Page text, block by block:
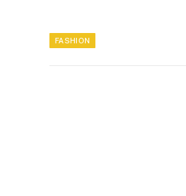
FASHION